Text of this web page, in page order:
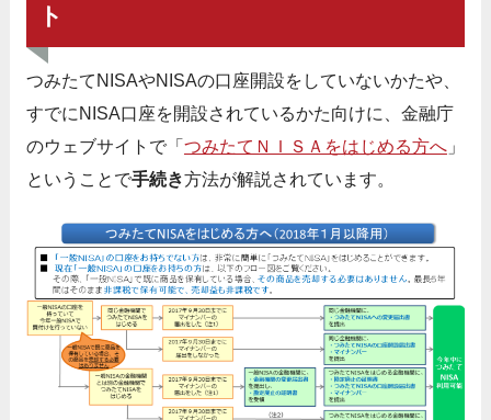
ト
つみたてNISAやNISAの口座開設をしていないかたや、
すでにNISA口座を開設されているかた向けに、金融庁
のウェブサイトで「 つみたてＮＩＳＡをはじめる方へ」
ということで手続き方法が解説されています。